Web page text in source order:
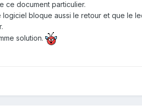
ce document particulier.
logiciel bloque aussi le retour et que le
solution.